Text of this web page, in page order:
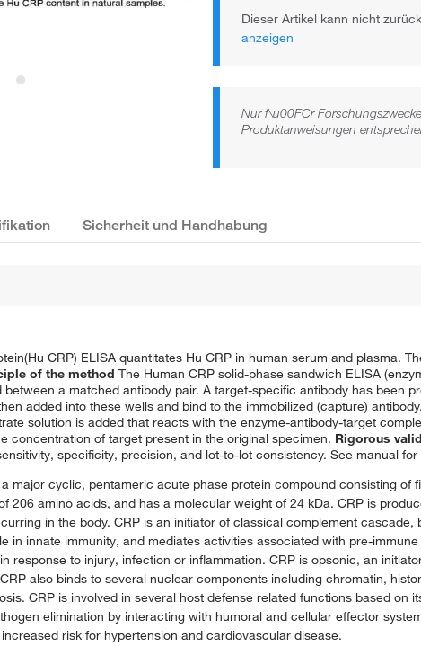
Dieser Artikel kann nicht
anzeigen
Nur f\u00FCr
Produktanweisungen
Sicherheit und Handhabung
CRP) ELISA quantitates Hu CRP in human serum and plasma.
of the method The Human CRP solid-phase sandwich ELISA
a matched antibody pair. A target-specific antibody has been
added into these wells and bind to the immobilized (capture)
solution is added that reacts with the enzyme-antibody-target
concentration of target present in the original specimen. Rigorous
specificity, precision, and lot-to-lot consistency. See manual
major cyclic, pentameric acute phase protein compound consisting of
206 amino acids, and has a molecular weight of 24 kDa. CRP is
in the body. CRP is an initiator of classical complement
in innate immunity, and mediates activities associated with pre-
response to injury, infection or inflammation. CRP is opsonic, an
also binds to several nuclear components including chromatin,
CRP is involved in several host defense related functions based on
elimination by interacting with humoral and cellular effector
risk for hypertension and cardiovascular disease.